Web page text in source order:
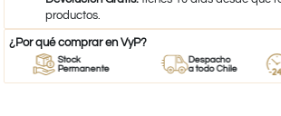
productos.
¿Por qué comprar en VyP?
Stock
Permanente
Despacho
a todo Chile